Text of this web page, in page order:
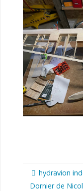
hydravion
Dornier de